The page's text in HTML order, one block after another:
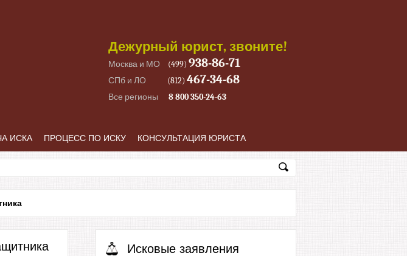
Дежурный юрист, звоните!
Москва и МО (499) 938-86-71
СПб и ЛО (812) 467-34-68
Все регионы 8 800 350-24-63
ИСКА ПРОЦЕСС ПО ИСКУ КОНСУЛЬТАЦИЯ ЮРИСТА
Исковые заявления